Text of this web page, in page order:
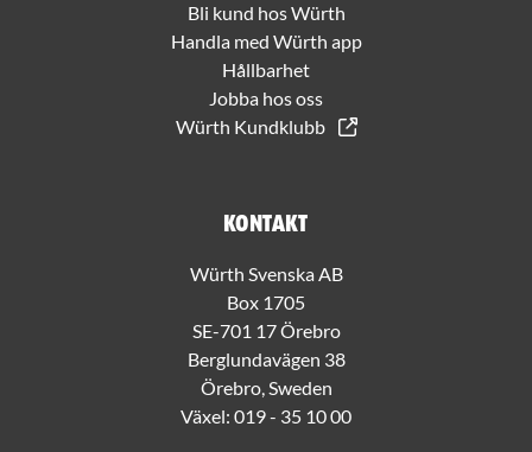
Bli kund hos Würth
Handla med Würth app
Hållbarhet
Jobba hos oss
Würth Kundklubb
Kontakt
Würth Svenska AB
Box 1705
SE-701 17 Örebro
Berglundavägen 38
Örebro, Sweden
Växel: 019 - 35 10 00